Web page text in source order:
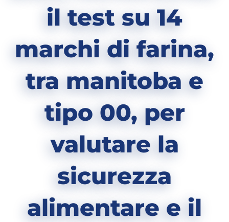
il test su 14
marchi di farina,
tra manitoba e
tipo 00, per
valutare la
sicurezza
alimentare e il